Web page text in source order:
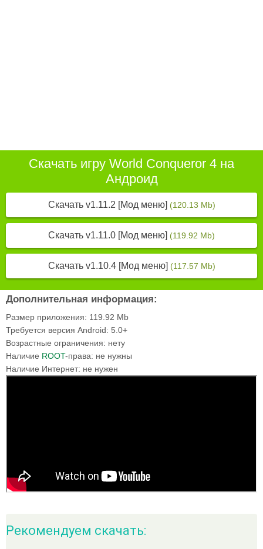
Скачать игру World Conqueror 4 на
Андроид
Скачать v1.11.2 [Мод меню] (120.13 Mb)
Скачать v1.11.0 [Мод меню] (119.92 Mb)
Скачать v1.10.4 [Мод меню] (117.57 Mb)
Дополнительная информация:
Размер приложения: 119.92 Mb
Требуется версия Android: 5.0+
Возрастные ограничения: нету
Наличие ROOT-права: не нужны
Наличие Интернет: не нужен
Рекомендуем скачать: